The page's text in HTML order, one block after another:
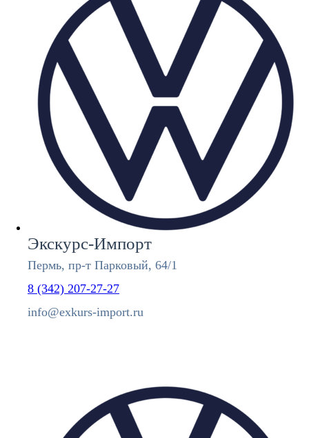
Экскурс-Импорт
Пермь, пр-т Парковый, 64/1
8 (342) 207-27-27
info@exkurs-import.ru